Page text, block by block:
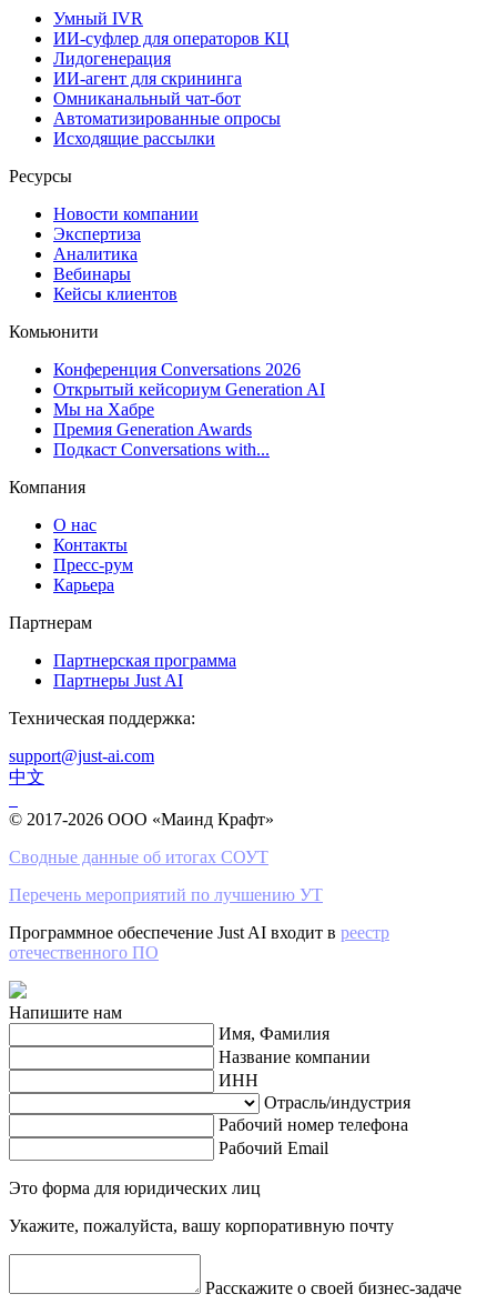
Умный IVR
ИИ-суфлер для операторов КЦ
Лидогенерация
ИИ-агент для скрининга
Омниканальный чат-бот
Автоматизированные опросы
Исходящие рассылки
Ресурсы
Новости компании
Экспертиза
Аналитика
Вебинары
Кейсы клиентов
Комьюнити
Конференция Conversations 2026
Открытый кейсориум Generation AI
Мы на Хабре
Премия Generation Awards
Подкаст Conversations with...
Компания
О нас
Контакты
Пресс-рум
Карьера
Партнерам
Партнерская программа
Партнеры Just AI
Техническая поддержка:
support@just-ai.com
中文
© 2017-2026 ООО «Маинд Крафт»
Сводные данные об итогах СОУТ
Перечень мероприятий по лучшению УТ
Программное обеспечение Just AI входит в реестр
отечественного ПО
Напишите нам
Имя, Фамилия
Название компании
ИНН
Отрасль/индустрия
Рабочий номер телефона
Рабочий Email
Это форма для юридических лиц
Укажите, пожалуйста, вашу корпоративную почту
Расскажите о своей бизнес-задаче